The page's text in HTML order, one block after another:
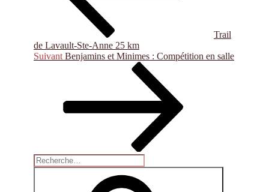
Trail
de Lavault-Ste-Anne 25 km
Article
Suivant Benjamins et Minimes : Compétition en salle
Recherche
pour